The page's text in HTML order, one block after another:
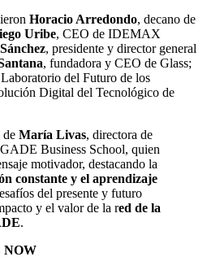
Horacio Arredondo, decano de
Uribe, CEO de IDEMAX
, presidente y director general
, fundadora y CEO de Glass;
del Futuro de los
Digital del Tecnológico de
de María Livas, directora de
Business School, quien
motivador, destacando la
constante y el aprendizaje
del presente y futuro
y el valor de la red de la
.
NOW